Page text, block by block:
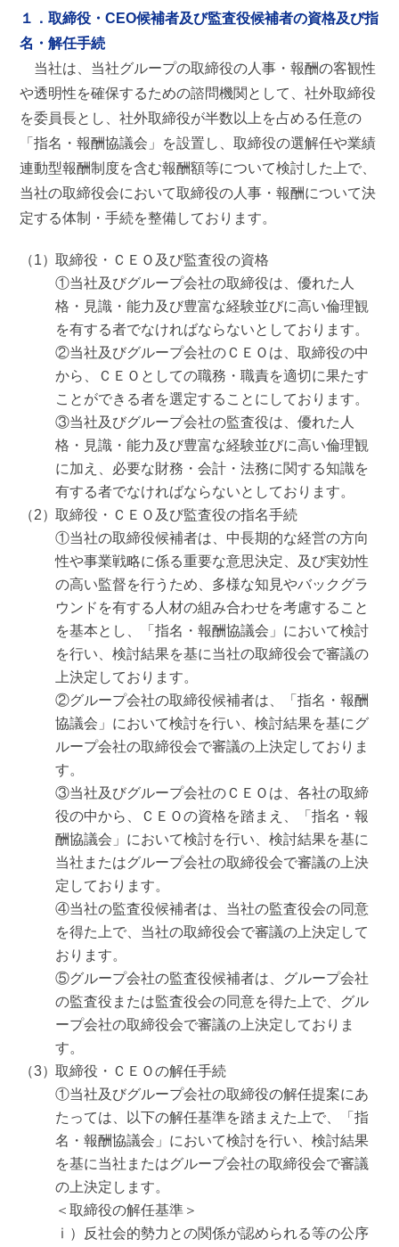
１．取締役・CEO候補者及び監査役候補者の資格及び指
名・解任手続
当社は、当社グループの取締役の人事・報酬の客観性
や透明性を確保するための諮問機関として、社外取締役
を委員長とし、社外取締役が半数以上を占める任意の
「指名・報酬協議会」を設置し、取締役の選解任や業績
連動型報酬制度を含む報酬額等について検討した上で、
当社の取締役会において取締役の人事・報酬について決
定する体制・手続を整備しております。
取締役・ＣＥＯ及び監査役の資格
①当社及びグループ会社の取締役は、優れた人
格・見識・能力及び豊富な経験並びに高い倫理観
を有する者でなければならないとしております。
②当社及びグループ会社のＣＥＯは、取締役の中
から、ＣＥＯとしての職務・職責を適切に果たす
ことができる者を選定することにしております。
③当社及びグループ会社の監査役は、優れた人
格・見識・能力及び豊富な経験並びに高い倫理観
に加え、必要な財務・会計・法務に関する知識を
有する者でなければならないとしております。
取締役・ＣＥＯ及び監査役の指名手続
①当社の取締役候補者は、中長期的な経営の方向
性や事業戦略に係る重要な意思決定、及び実効性
の高い監督を行うため、多様な知見やバックグラ
ウンドを有する人材の組み合わせを考慮すること
を基本とし、「指名・報酬協議会」において検討
を行い、検討結果を基に当社の取締役会で審議の
上決定しております。
②グループ会社の取締役候補者は、「指名・報酬
協議会」において検討を行い、検討結果を基にグ
ループ会社の取締役会で審議の上決定しておりま
す。
③当社及びグループ会社のＣＥＯは、各社の取締
役の中から、ＣＥＯの資格を踏まえ、「指名・報
酬協議会」において検討を行い、検討結果を基に
当社またはグループ会社の取締役会で審議の上決
定しております。
④当社の監査役候補者は、当社の監査役会の同意
を得た上で、当社の取締役会で審議の上決定して
おります。
⑤グループ会社の監査役候補者は、グループ会社
の監査役または監査役会の同意を得た上で、グル
ープ会社の取締役会で審議の上決定しておりま
す。
取締役・ＣＥＯの解任手続
①当社及びグループ会社の取締役の解任提案にあ
たっては、以下の解任基準を踏まえた上で、「指
名・報酬協議会」において検討を行い、検討結果
を基に当社またはグループ会社の取締役会で審議
の上決定します。
＜取締役の解任基準＞
ⅰ）反社会的勢力との関係が認められる等の公序